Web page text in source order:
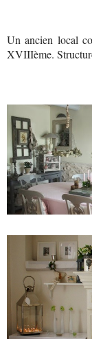
Un ancien local
XVIIIème.